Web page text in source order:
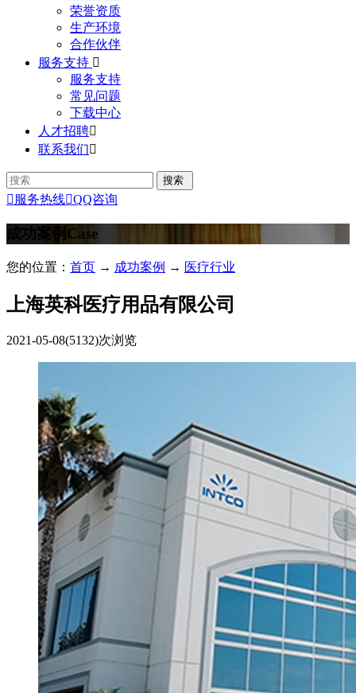
荣誉资质
生产环境
合作伙伴
服务支持 
服务支持
常见问题
下载中心
人才招聘
联系我们
 服务热线QQ咨询
成功案例 Case
您的位置： 首页 → 成功案例 → 医疗行业
上海英科医疗用品有限公司
2021-05-08(5132)次浏览